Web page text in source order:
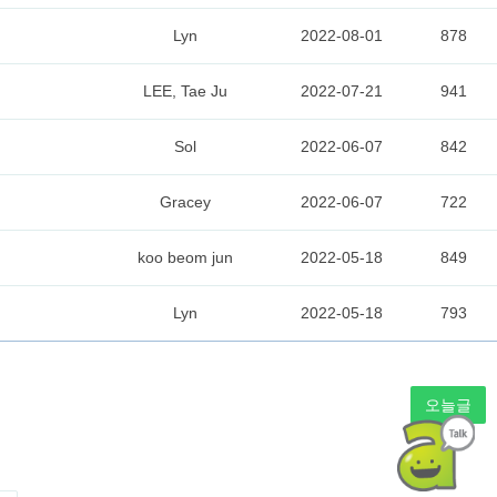
Lyn 2022-08-01 878
LEE, Tae Ju 2022-07-21 941
Sol 2022-06-07 842
Gracey 2022-06-07 722
koo beom jun 2022-05-18 849
Lyn 2022-05-18 793
오늘글